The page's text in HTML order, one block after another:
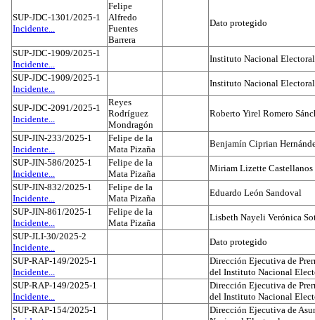
SUP-JDC-1301/2025-1
Incidente...
Felipe
Alfredo
Fuentes
Barrera
Dato protegido
SUP-JDC-1909/2025-1
Incidente...
Instituto Nacional Electoral
SUP-JDC-1909/2025-1
Incidente...
Instituto Nacional Electoral
SUP-JDC-2091/2025-1
Incidente...
Reyes
Rodríguez
Mondragón
Roberto Yirel Romero
SUP-JIN-233/2025-1
Incidente...
Felipe de la
Mata Pizaña
Benjamín Ciprian
SUP-JIN-586/2025-1
Incidente...
Felipe de la
Mata Pizaña
Miriam Lizette Castellanos
SUP-JIN-832/2025-1
Incidente...
Felipe de la
Mata Pizaña
Eduardo León Sandoval
SUP-JIN-861/2025-1
Incidente...
Felipe de la
Mata Pizaña
Lisbeth Nayeli Verónica
SUP-JLI-30/2025-2
Incidente...
Dato protegido
SUP-RAP-149/2025-1
Incidente...
Dirección Ejecutiva de
del Instituto Nacional
SUP-RAP-149/2025-1
Incidente...
Dirección Ejecutiva de
del Instituto Nacional
SUP-RAP-154/2025-1
Dirección Ejecutiva de